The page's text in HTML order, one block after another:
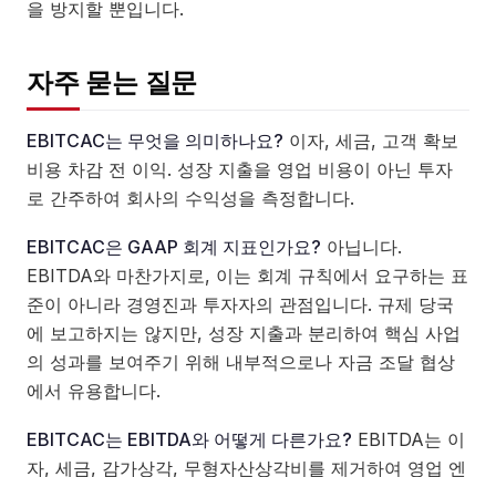
을 방지할 뿐입니다.
자주 묻는 질문
EBITCAC는 무엇을 의미하나요? 이자, 세금, 고객 확보
비용 차감 전 이익. 성장 지출을 영업 비용이 아닌 투자
로 간주하여 회사의 수익성을 측정합니다.
EBITCAC은 GAAP 회계 지표인가요? 아닙니다.
EBITDA와 마찬가지로, 이는 회계 규칙에서 요구하는 표
준이 아니라 경영진과 투자자의 관점입니다. 규제 당국
에 보고하지는 않지만, 성장 지출과 분리하여 핵심 사업
의 성과를 보여주기 위해 내부적으로나 자금 조달 협상
에서 유용합니다.
EBITCAC는 EBITDA와 어떻게 다른가요? EBITDA는 이
자, 세금, 감가상각, 무형자산상각비를 제거하여 영업 엔